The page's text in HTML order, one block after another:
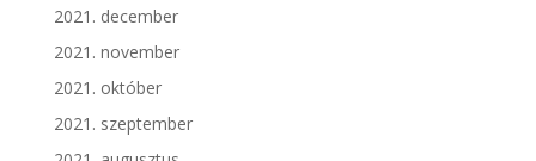
2021. december
2021. november
2021. október
2021. szeptember